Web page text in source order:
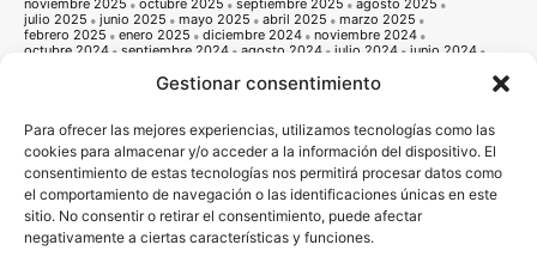
Gestionar consentimiento
Para ofrecer las mejores experiencias, utilizamos tecnologías como las
cookies para almacenar y/o acceder a la información del dispositivo. El
consentimiento de estas tecnologías nos permitirá procesar datos como
el comportamiento de navegación o las identificaciones únicas en este
sitio. No consentir o retirar el consentimiento, puede afectar
negativamente a ciertas características y funciones.
noviembre 2025
octubre 2025 septiembre 2025
agosto 2025
julio 2025
junio 2025 mayo 2025 abril 2025
marzo 2025
febrero 2025
enero 2025 diciembre 2024
noviembre 2024
octubre 2024
septiembre 2024 agosto 2024 julio 2024
junio 2024
noviembre 2023 octubre 2023
septiembre 2023
julio 2023 junio 2023 mayo 2023
abril 2023
noviembre 2022
octubre 2022 septiembre 2022
agosto 2022
julio 2022
junio 2022 mayo 2022 abril 2022
marzo 2022
febrero 2022
enero 2022 diciembre 2021
noviembre 2021
octubre 2021
septiembre 2021 agosto 2021 julio 2021
junio 2021
mayo 2021
abril 2021 marzo 2021 febrero 2021
enero 2021
diciembre 2020
noviembre 2020 octubre 2020
septiembre 2020
agosto 2020
julio 2020 junio 2020 mayo 2020
abril 2020
marzo 2020
febrero 2020 enero 2020 diciembre 2019
octubre 2019
agosto 2019